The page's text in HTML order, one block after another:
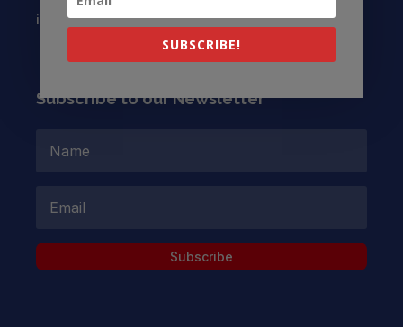
info@latinocollaborative.org
Subscribe to our Newsletter
Subscribe
SUBSCRIBE!